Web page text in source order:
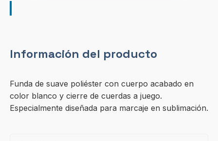
Información del producto
Funda de suave poliéster con cuerpo acabado en
color blanco y cierre de cuerdas a juego.
Especialmente diseñada para marcaje en sublimación.